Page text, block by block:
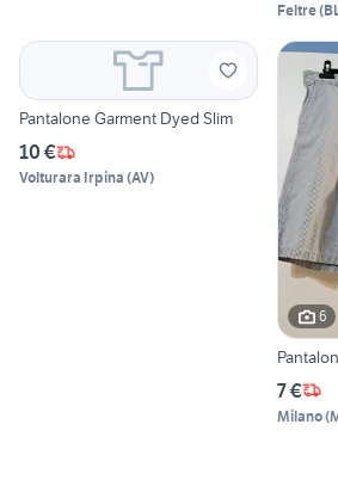
Feltre(
Pantalone Garment Dyed Slim
10 €
Volturara Irpina (AV)
6
7 €
Milano(